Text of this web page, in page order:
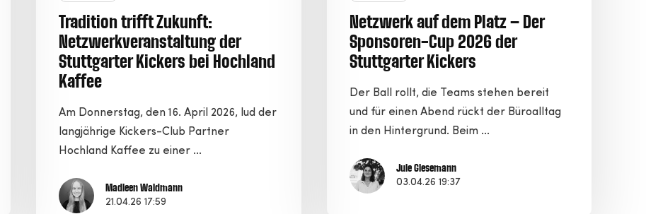
Tradition trifft Zukunft:
Netzwerkveranstaltung der
Stuttgarter Kickers bei Hochland
Kaffee
Am Donnerstag, den 16. April 2026, lud der
langjährige Kickers-Club Partner
Hochland Kaffee zu einer ...
Madleen Waldmann
21.04.26 17:59
Netzwerk auf dem Platz – Der
Sponsoren-Cup 2026 der
Stuttgarter Kickers
Der Ball rollt, die Teams stehen bereit
und für einen Abend rückt der Büroalltag
in den Hintergrund. Beim ...
Jule Giesemann
03.04.26 19:37